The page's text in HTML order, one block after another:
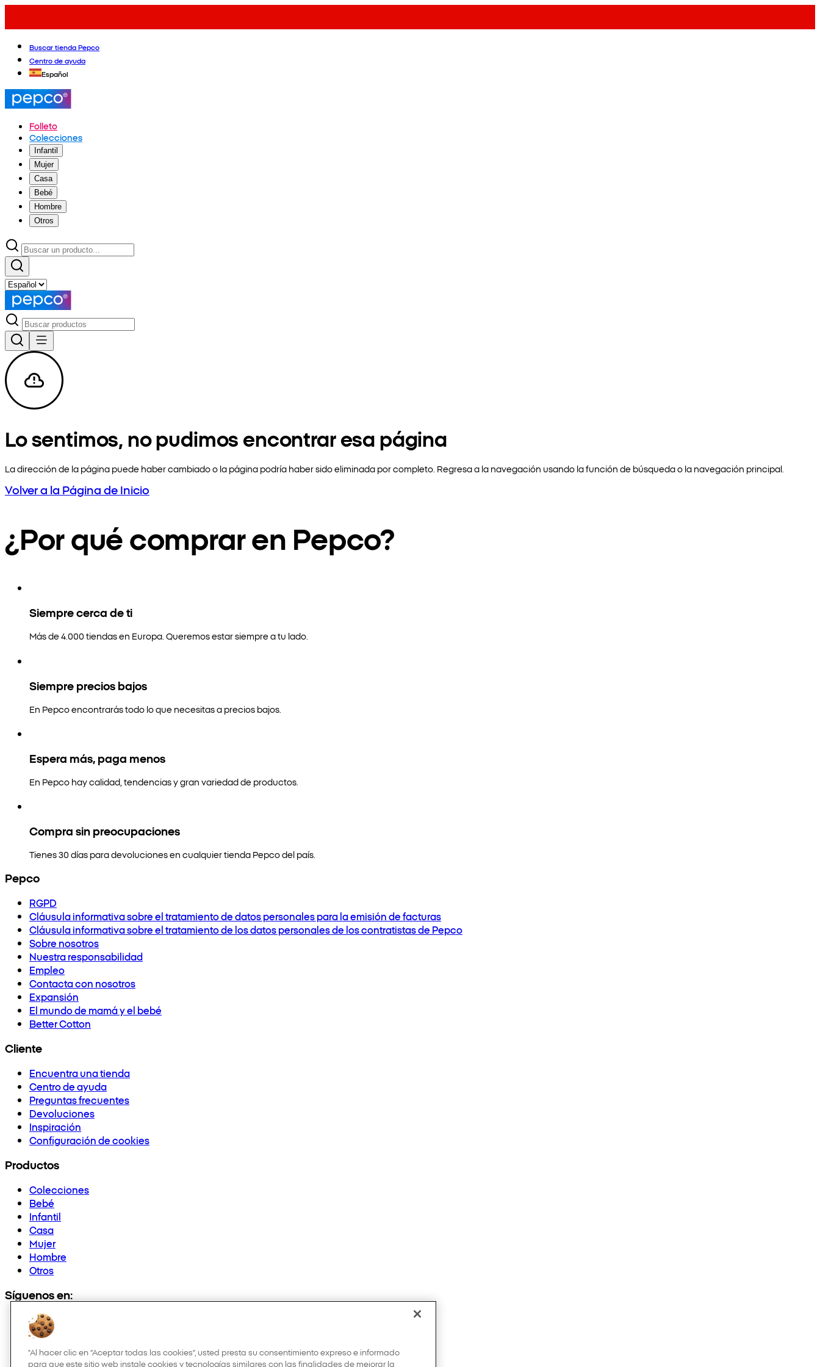
Buscar tienda Pepco
Centro de ayuda
Español
Folleto
Colecciones
Infantil
Mujer
Casa
Bebé
Hombre
Otros
Lo sentimos, no pudimos encontrar esa página
La dirección de la página puede haber cambiado o la página podría haber sido eliminada por completo. Regresa a la navegación usando la función de búsqueda o la navegación principal.
Volver a la Página de Inicio
¿Por qué comprar en Pepco?
Siempre cerca de ti
Más de 4.000 tiendas en Europa. Queremos estar siempre a tu lado.
Siempre precios bajos
En Pepco encontrarás todo lo que necesitas a precios bajos.
Espera más, paga menos
En Pepco hay calidad, tendencias y gran variedad de productos.
Compra sin preocupaciones
Tienes 30 días para devoluciones en cualquier tienda Pepco del país.
Pepco
RGPD
Cláusula informativa sobre el tratamiento de datos personales para la emisión de facturas
Cláusula informativa sobre el tratamiento de los datos personales de los contratistas de Pepco
Sobre nosotros
Nuestra responsabilidad
Empleo
Contacta con nosotros
Expansión
El mundo de mamá y el bebé
Better Cotton
Cliente
Encuentra una tienda
Centro de ayuda
Preguntas frecuentes
Devoluciones
Inspiración
Configuración de cookies
Productos
Colecciones
Bebé
Infantil
Casa
Mujer
Hombre
Otros
Síguenos en:
"Al hacer clic en “Aceptar todas las cookies”, usted presta su consentimiento expreso e informado
para que este sitio web instale cookies y tecnologías similares con las finalidades de mejorar la